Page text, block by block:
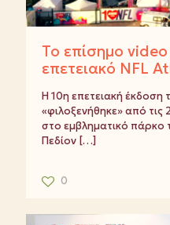
Το επίσημο
επετειακό NFL
Η 10η επετειακή έκδοση
«φιλοξενήθηκε» από τις
στο εμβληματικό πάρκο
Πεδίον […]
0